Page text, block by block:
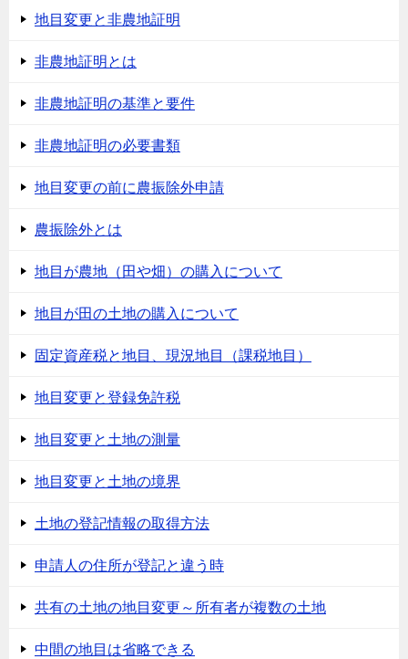
地目変更と非農地証明
非農地証明とは
非農地証明の基準と要件
非農地証明の必要書類
地目変更の前に農振除外申請
農振除外とは
地目が農地（田や畑）の購入について
地目が田の土地の購入について
固定資産税と地目、現況地目（課税地目）
地目変更と登録免許税
地目変更と土地の測量
地目変更と土地の境界
土地の登記情報の取得方法
申請人の住所が登記と違う時
共有の土地の地目変更～所有者が複数の土地
中間の地目は省略できる